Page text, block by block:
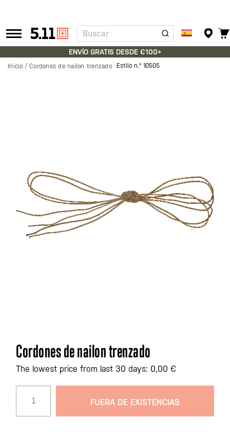
Tactical
Gear
Buscar
ENVÍO GRATIS DESDE €100+
Inicio Cordones de nailon trenzado Estilo n.º 10505
Saltar
al
comienzo
galería
de
Cordones de nailon trenzado
The lowest price from last 30 days: 0,00 €
FUERA DE EXISTENCIAS